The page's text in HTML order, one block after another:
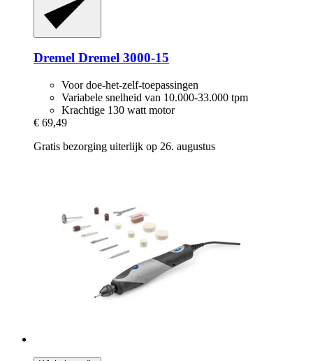
Dremel Dremel 3000-​15
Voor doe-het-zelf-toepassingen
Variabele snelheid van 10.000-33.000 tpm
Krachtige 130 watt motor
€ 69,49
Gratis bezorging uiterlijk op 26. augustus